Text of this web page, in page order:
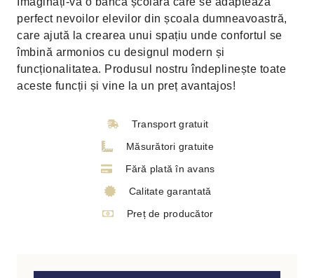
perfect nevoilor elevilor din școala dumneavoastră,
care ajută la crearea unui spațiu unde confortul se
îmbină armonios cu designul modern și
funcționalitatea. Produsul nostru îndeplinește toate
aceste funcții și vine la un preț avantajos!
Transport gratuit
Măsurători gratuite
Fără plată în avans
Calitate garantată
Preț de producător